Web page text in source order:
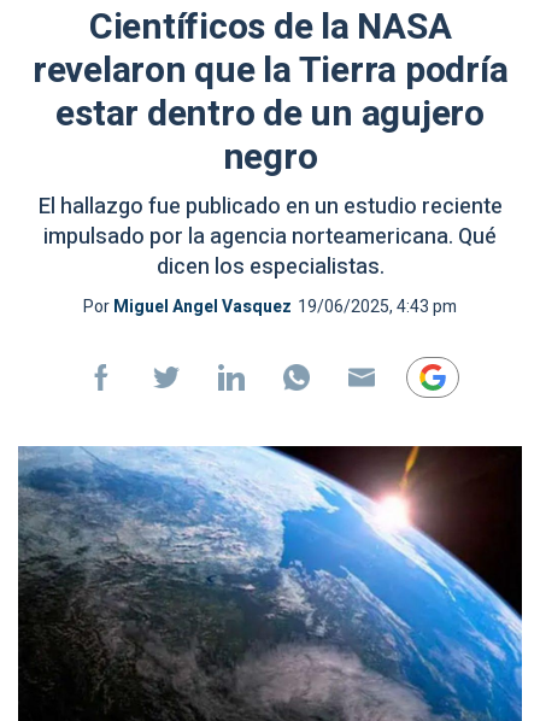
Científicos de la NASA
revelaron que la Tierra podría
estar dentro de un agujero
negro
El hallazgo fue publicado en un estudio reciente
impulsado por la agencia norteamericana. Qué
dicen los especialistas.
PorMiguel Angel Vasquez 19/06/2025, 4:43 pm